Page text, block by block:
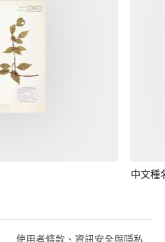
中文種
使用者條款、資訊安全與隱私